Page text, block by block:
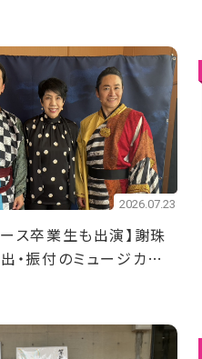
2026.07.23
ス卒業生も出演】謝珠
・振付のミュージカル